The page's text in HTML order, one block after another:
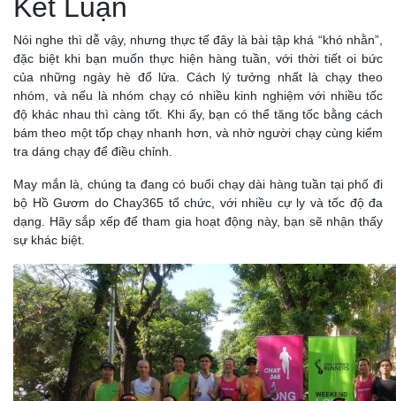
Kết Luận
Nói nghe thì dễ vậy, nhưng thực tế đây là bài tập khá “khó nhằn”,
đặc biệt khi bạn muốn thực hiện hàng tuần, với thời tiết oi bức
của những ngày hè đổ lửa. Cách lý tưởng nhất là chạy theo
nhóm, và nếu là nhóm chạy có nhiều kinh nghiệm với nhiều tốc
độ khác nhau thì càng tốt. Khi ấy, bạn có thể tăng tốc bằng cách
bám theo một tốp chạy nhanh hơn, và nhờ người chạy cùng kiểm
tra dáng chạy để điều chỉnh.
May mắn là, chúng ta đang có buổi chạy dài hàng tuần tại phố đi
bộ Hồ Gươm do Chay365 tổ chức, với nhiều cự ly và tốc độ đa
dạng. Hãy sắp xếp để tham gia hoạt động này, bạn sẽ nhận thấy
sự khác biệt.